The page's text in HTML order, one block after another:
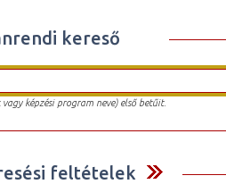
kereső
képzési program neve) első betűit.
feltételek